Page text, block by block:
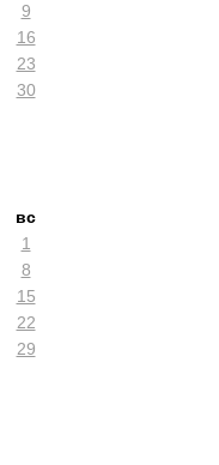
9
16
23
30
вс
1
8
15
22
29